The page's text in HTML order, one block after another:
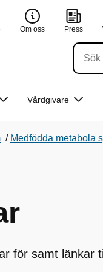
Om oss Press
Vårdgivare
/ Medfödda metabola
för samt länkar till